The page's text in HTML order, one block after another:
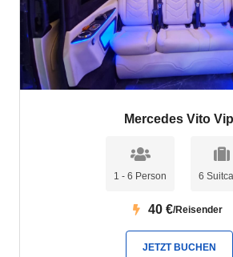
Mercedes Vito Vip
1 - 6 Person 6
40€/Reisender
JETZT BUCHEN